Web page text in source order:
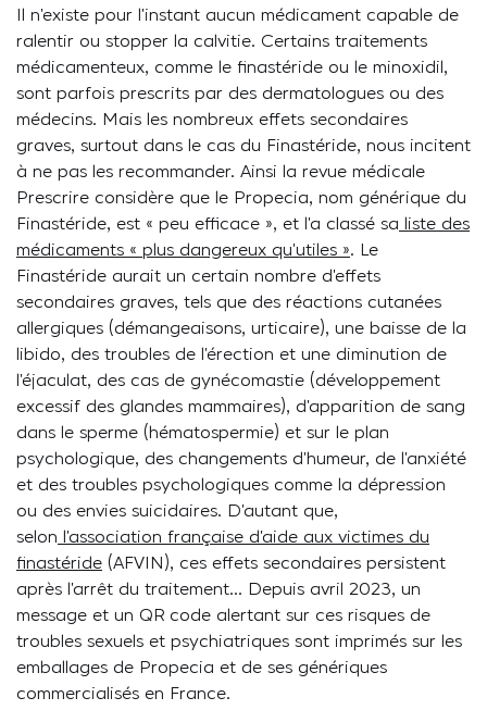
Il n’existe pour l’instant aucun médicament capable de
ralentir ou stopper la calvitie. Certains traitements
médicamenteux, comme le finastéride ou le minoxidil,
sont parfois prescrits par des dermatologues ou des
médecins. Mais les nombreux effets secondaires
graves, surtout dans le cas du Finastéride, nous incitent
à ne pas les recommander. Ainsi la revue médicale
Prescrire considère que le Propecia, nom générique du
Finastéride, est « peu efficace », et l’a classé saliste des
médicaments « plus dangereux qu’utiles ». Le
Finastéride aurait un certain nombre d’effets
secondaires graves, tels que des réactions cutanées
allergiques (démangeaisons, urticaire), une baisse de la
libido, des troubles de l’érection et une diminution de
l’éjaculat, des cas de gynécomastie (développement
excessif des glandes mammaires), d’apparition de sang
dans le sperme (hématospermie) et sur le plan
psychologique, des changements d’humeur, de l’anxiété
et des troubles psychologiques comme la dépression
ou des envies suicidaires. D’autant que,
selonl’association française d’aide aux victimes du
finastéride (AFVIN), ces effets secondaires persistent
après l’arrêt du traitement… Depuis avril 2023, un
message et un QR code alertant sur ces risques de
troubles sexuels et psychiatriques sont imprimés sur les
emballages de Propecia et de ses génériques
commercialisés en France.